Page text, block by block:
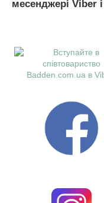
месенджері Viber